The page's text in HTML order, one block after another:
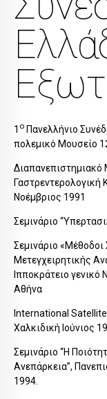
1 ο Πανελλήνιο
πολεμικό Μουσείο
Διαπανεπιστημιακό
Γαστρεντερολογική
Νοέμβριος 1991
Σεμινάριο
Σεμινάριο
Μετεγχειρητικής
Ιπποκράτειο
Αθήνα
International
Χαλκιδική Ιούνιος
Σεμινάριο “Η
Ανεπάρκεια”,
1994.